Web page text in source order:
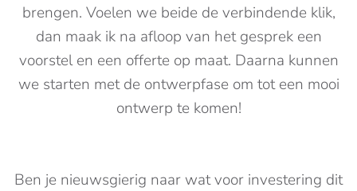
brengen. Voelen we beide de verbindende klik,
dan maak ik na afloop van het gesprek een
voorstel en een offerte op maat. Daarna kunnen
we starten met de ontwerpfase om tot een mooi
ontwerp te komen!
Ben je nieuwsgierig naar wat voor investering dit